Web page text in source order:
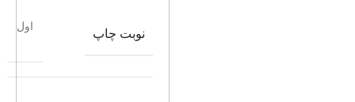
نوبت چاپ
اول